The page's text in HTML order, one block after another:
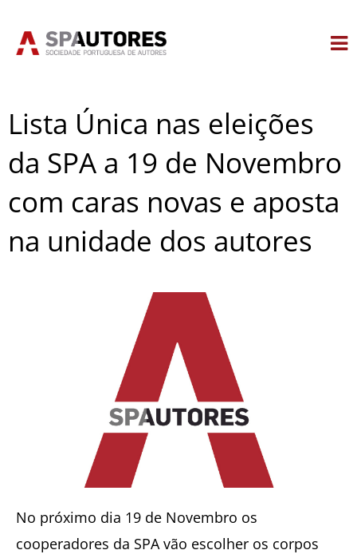
Lista Única nas eleições
da SPA a 19 de Novembro
com caras novas e aposta
na unidade dos autores
No próximo dia 19 de Novembro os
cooperadores da SPA vão escolher os corpos